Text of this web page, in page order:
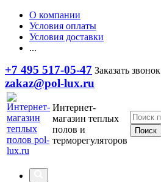
О компании
Условия оплаты
Условия доставки
...
+7 495 517-05-47 Заказать звонок
zakaz@pol-lux.ru
Интернет-
магазин теплых
полов и
терморегуляторов